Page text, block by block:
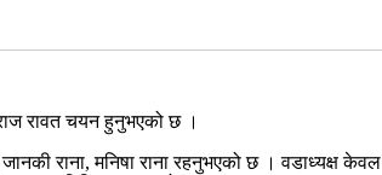
रावत चयन हुनुभएको छ ।
राना, मनिषा राना रहनुभएको छ । वडाध्यक्ष